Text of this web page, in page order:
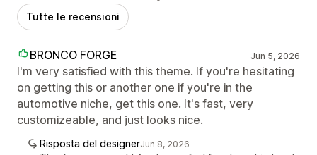
Tutte le recensioni
BRONCO FORGE Jun 5, 2026
I'm very satisfied with this theme. If you're hesitating
on getting this or another one if you're in the
automotive niche, get this one. It's fast, very
customizeable, and just looks nice.
Risposta del designerJun 8, 2026